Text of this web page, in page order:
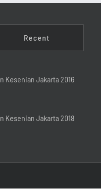
Recent
Kesenian Jakarta 2016
Kesenian Jakarta 2018